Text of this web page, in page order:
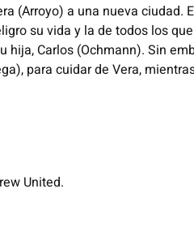
(Arroyo) a una nueva ciudad.
su vida y la de todos los
hija, Carlos (Ochmann). Sin
), para cuidar de Vera,
United.